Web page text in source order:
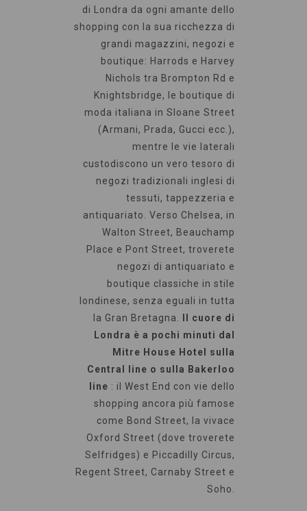
di Londra da ogni amante dello
shopping con la sua ricchezza di
grandi magazzini, negozi e
boutique: Harrods e Harvey
Nichols tra Brompton Rd e
Knightsbridge, le boutique di
moda italiana in Sloane Street
(Armani, Prada, Gucci ecc.),
mentre le vie laterali
custodiscono un vero tesoro di
negozi tradizionali inglesi di
tessuti, tappezzeria e
antiquariato. Verso Chelsea, in
Walton Street, Beauchamp
Place e Pont Street, troverete
negozi di antiquariato e
boutique classiche in stile
londinese, senza eguali in tutta
la Gran Bretagna. Il cuore di
Londra è a pochi minuti dal
Mitre House Hotel sulla
Central line o sulla Bakerloo
line : il West End con vie dello
shopping ancora più famose
come Bond Street, la vivace
Oxford Street (dove troverete
Selfridges) e Piccadilly Circus,
Regent Street, Carnaby Street e
Soho.